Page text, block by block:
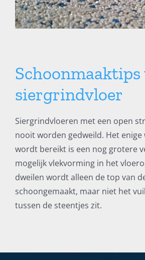
Schoonmaaktips
siergrindvloer
Siergrindvloeren met een open
nooit worden gedweild. Het
wordt bereikt is een nog grotere
mogelijk vlekvorming in het
dweilen wordt alleen de top van
schoongemaakt, maar niet het
tussen de steentjes zit.